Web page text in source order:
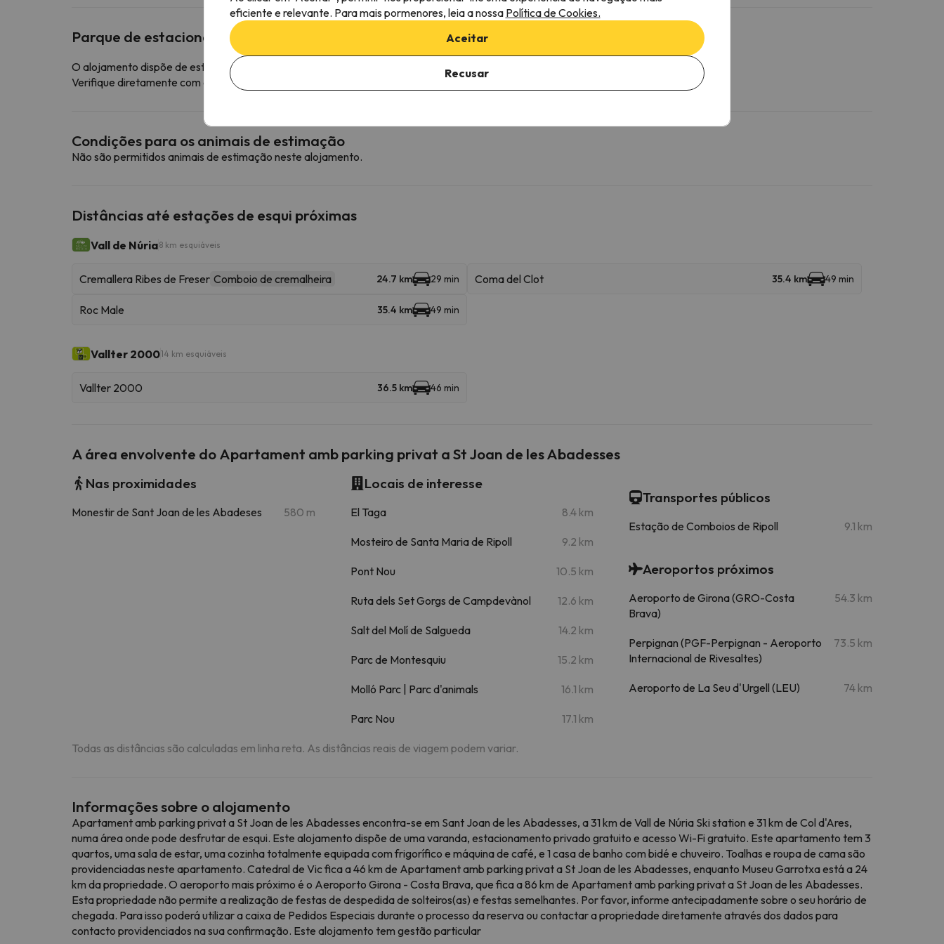
Parque de estacionamento
O alojamento dispõe de estacionamento gratuito
Verifique diretamente com o alojamento se este oferece a possibilidade de reservar antecipadamente o lugar de estacionamento.
Condições para os animais de estimação
Não são permitidos animais de estimação neste alojamento.
Distâncias até estações de esqui próximas
Vall de Núria8 km esquiáveis
Cremallera Ribes de Freser Comboio de cremalheira 24.7 km 29 min Coma del Clot 35.4 km 49 min
Roc Male 35.4 km 49 min
Vallter 200014 km esquiáveis
Vallter 2000 36.5 km 46 min
A área envolvente do Apartament amb parking privat a St Joan de les Abadesses
Nas proximidades
Monestir de Sant Joan de les Abadeses 580 m
Locais de interesse
El Taga 8.4 km
Mosteiro de Santa Maria de Ripoll 9.2 km
Pont Nou 10.5 km
Ruta dels Set Gorgs de Campdevànol 12.6 km
Salt del Molí de Salgueda 14.2 km
Parc de Montesquiu 15.2 km
Molló Parc | Parc d'animals 16.1 km
Parc Nou 17.1 km
Transportes públicos
Estação de Comboios de Ripoll 9.1 km
Aeroportos próximos
Aeroporto de Girona (GRO-Costa
Brava)
54.3 km
Perpignan (PGF-Perpignan - Aeroporto
Internacional de Rivesaltes)
73.5 km
Aeroporto de La Seu d'Urgell (LEU) 74 km
Todas as distâncias são calculadas em linha reta. As distâncias reais de viagem podem variar.
Informações sobre o alojamento
Apartament amb parking privat a St Joan de les Abadesses encontra-se em Sant Joan de les Abadesses, a 31 km de Vall de Núria Ski station e 31 km de Col d'Ares,
numa área onde pode desfrutar de esqui. Este alojamento dispõe de uma varanda, estacionamento privado gratuito e acesso Wi-Fi gratuito. Este apartamento tem 3
quartos, uma sala de estar, uma cozinha totalmente equipada com frigorífico e máquina de café, e 1 casa de banho com bidé e chuveiro. Toalhas e roupa de cama são
providenciadas neste apartamento. Catedral de Vic fica a 46 km de Apartament amb parking privat a St Joan de les Abadesses, enquanto Museu Garrotxa está a 24
km da propriedade. O aeroporto mais próximo é o Aeroporto Girona - Costa Brava, que fica a 86 km de Apartament amb parking privat a St Joan de les Abadesses.
Esta propriedade não permite a realização de festas de despedida de solteiros(as) e festas semelhantes. Por favor, informe antecipadamente sobre o seu horário de
chegada. Para isso poderá utilizar a caixa de Pedidos Especiais durante o processo da reserva ou contactar a propriedade diretamente através dos dados para
contacto providenciados na sua confirmação. Este alojamento tem gestão particular
eficiente e relevante. Para mais pormenores, leia a nossa Política de Cookies.
Aceitar
Recusar